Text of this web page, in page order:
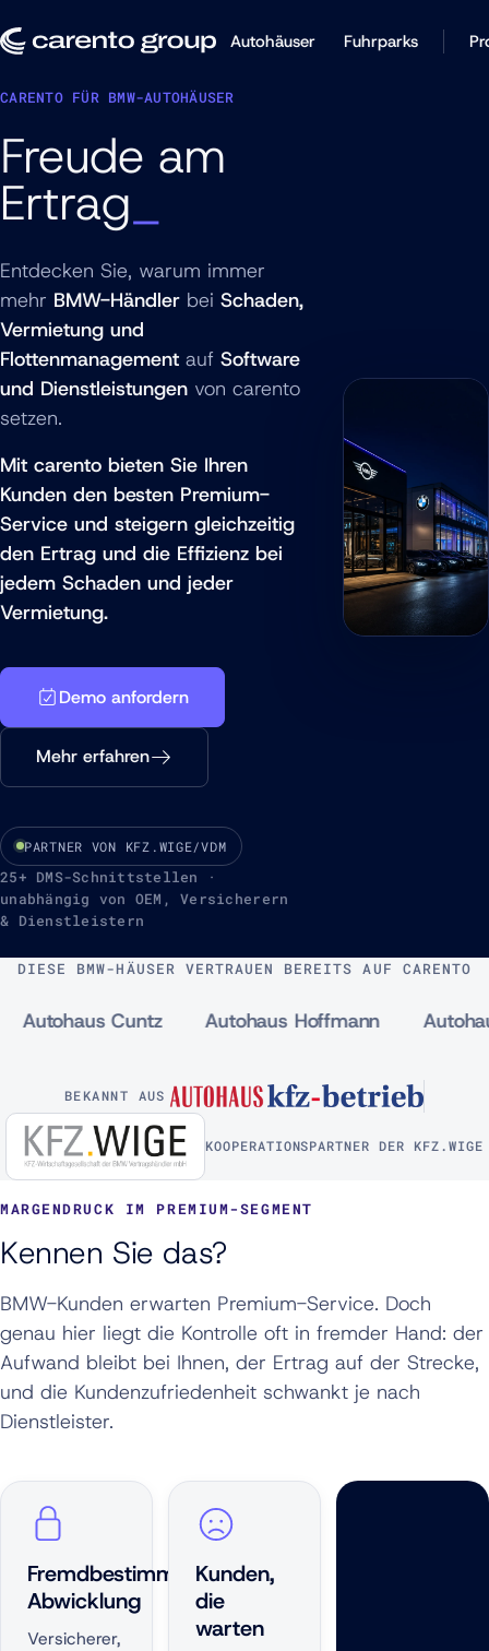
Autohäuser Fuhrparks
CARENTO FÜR BMW-AUTOHÄUSER
Freude am
Ertrag
Entdecken Sie, warum immer
mehr BMW-Händler bei Schaden,
Vermietung und
Flottenmanagement auf Software
und Dienstleistungen von carento
setzen.
Mit carento bieten Sie Ihren
Kunden den besten Premium-
Service und steigern gleichzeitig
den Ertrag und die Effizienz bei
jedem Schaden und jeder
Vermietung.
Demo anfordern
Mehr erfahren
PARTNER VON KFZ.WIGE/VDM
25+ DMS-Schnittstellen ·
unabhängig von OEM, Versicherern
& Dienstleistern
DIESE BMW-HÄUSER VERTRAUEN BEREITS AUF CARENTO
Cuntz Autohaus Hoffmann Autohaus
BEKANNT AUS
KOOPERATIONSPARTNER DER KFZ.WIGE
MARGENDRUCK IM PREMIUM-SEGMENT
Kennen Sie das?
BMW-Kunden erwarten Premium-Service. Doch
genau hier liegt die Kontrolle oft in fremder Hand: der
Aufwand bleibt bei Ihnen, der Ertrag auf der Strecke,
und die Kundenzufriedenheit schwankt je nach
Dienstleister.
Fremdbestimmte
Abwicklung
Versicherer,
Kunden,
die
warten